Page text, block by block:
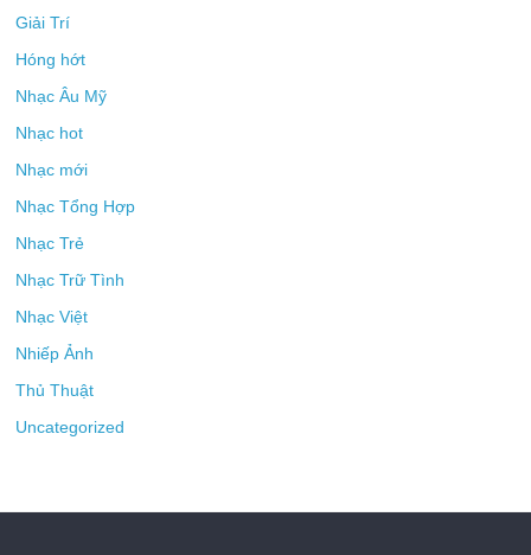
Giải Trí
Hóng hớt
Nhạc Âu Mỹ
Nhạc hot
Nhạc mới
Nhạc Tổng Hợp
Nhạc Trẻ
Nhạc Trữ Tình
Nhạc Việt
Nhiếp Ảnh
Thủ Thuật
Uncategorized